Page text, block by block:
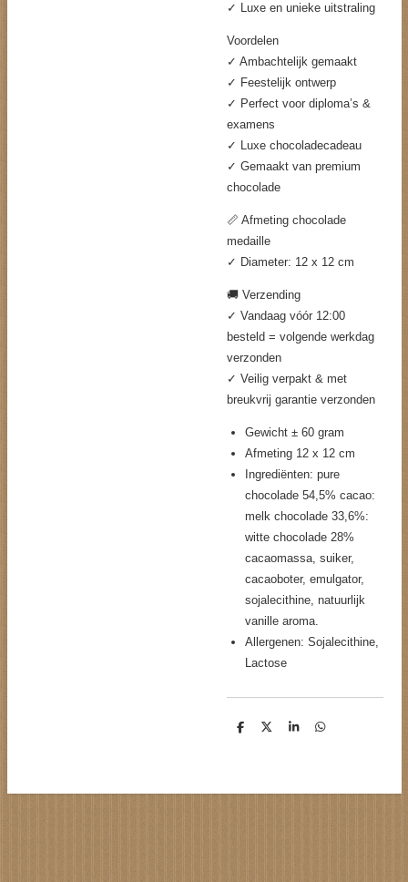
✓ Luxe en unieke uitstraling
Voordelen
✓ Ambachtelijk gemaakt
✓ Feestelijk ontwerp
✓ Perfect voor diploma’s &
examens
✓ Luxe chocoladecadeau
✓ Gemaakt van premium
chocolade
📏 Afmeting chocolade
medaille
✓ Diameter: 12 x 12 cm
🚚 Verzending
✓ Vandaag vóór 12:00
besteld = volgende werkdag
verzonden
✓ Veilig verpakt & met
breukvrij garantie verzonden
Gewicht ± 60 gram
Afmeting 12 x 12 cm
Ingrediënten: pure
chocolade 54,5% cacao:
melk chocolade 33,6%:
witte chocolade 28%
cacaomassa, suiker,
cacaoboter, emulgator,
sojalecithine, natuurlijk
vanille aroma.
Allergenen: Sojalecithine,
Lactose
D
D
S
D